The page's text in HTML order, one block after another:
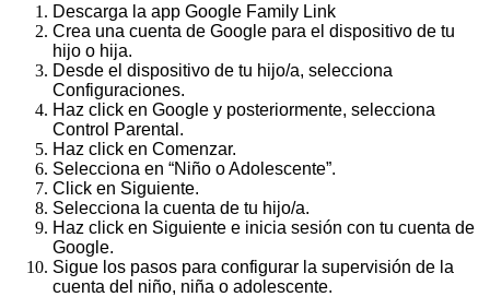
Descarga la app Google Family Link
Crea una cuenta de Google para el dispositivo de tu
hijo o hija.
Desde el dispositivo de tu hijo/a, selecciona
Configuraciones.
Haz click en Google y posteriormente, selecciona
Control Parental.
Haz click en Comenzar.
Selecciona en “Niño o Adolescente”.
Click en Siguiente.
Selecciona la cuenta de tu hijo/a.
Haz click en Siguiente e inicia sesión con tu cuenta de
Google.
Sigue los pasos para configurar la supervisión de la
cuenta del niño, niña o adolescente.